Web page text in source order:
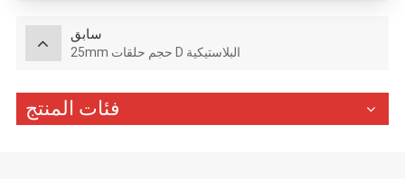
سابق
25mm حجم حلقات D البلاستيكية
فئات المنتج